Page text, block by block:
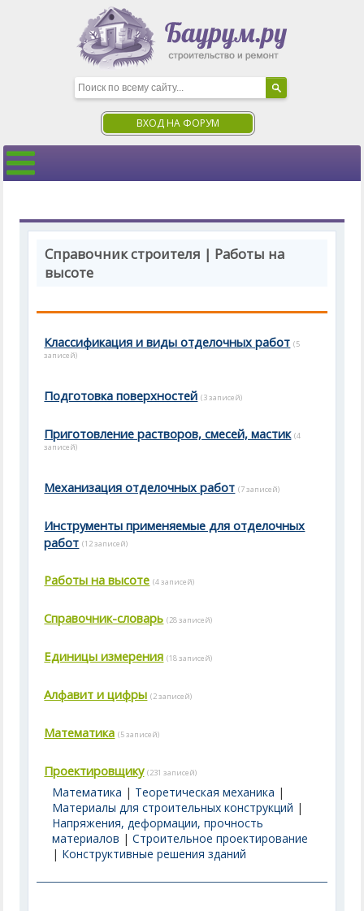
ВХОД НА ФОРУМ
Справочник строителя | Работы на
высоте
Классификация и виды отделочных работ (5
записей)
Подготовка поверхностей (3 записей)
Приготовление растворов, смесей, мастик (4
записей)
Механизация отделочных работ (7 записей)
Инструменты применяемые для отделочных
работ (12 записей)
Работы на высоте (4 записей)
Справочник-словарь (28 записей)
Единицы измерения (18 записей)
Алфавит и цифры (2 записей)
Математика (5 записей)
Проектировщику (231 записей)
Математика | Теоретическая механика |
Материалы для строительных конструкций |
Напряжения, деформации, прочность
материалов |Строительное проектирование
| Конструктивные решения зданий